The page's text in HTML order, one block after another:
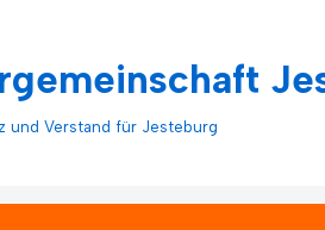
und Verstand für Jesteburg